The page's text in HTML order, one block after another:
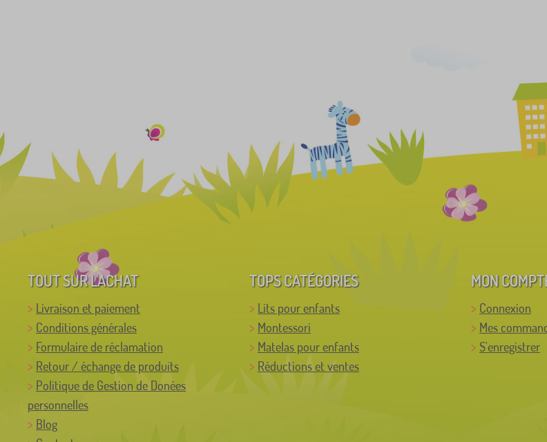
TOUT SUR L'ACHAT
Livraison et paiement
Conditions générales
Formulaire de réclamation
Retour / échange de produits
Politique de Gestion de Donées
personnelles
Blog
TOPS CATÉGORIES
Lits pour enfants
Montessori
Matelas pour enfants
Réductions et ventes
MON
Connexion
Mes
S'enregistrer